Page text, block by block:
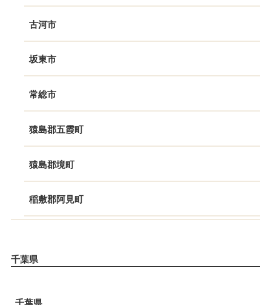
古河市
坂東市
常総市
猿島郡五霞町
猿島郡境町
稲敷郡阿見町
千葉県
千葉県